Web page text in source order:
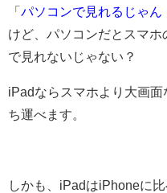
「 パソコンで見れるじゃん
けど、パソコンだとスマ
で見れないじゃない？
iPadならスマホより大画
ち運べます。
しかも、iPadはiPhoneに